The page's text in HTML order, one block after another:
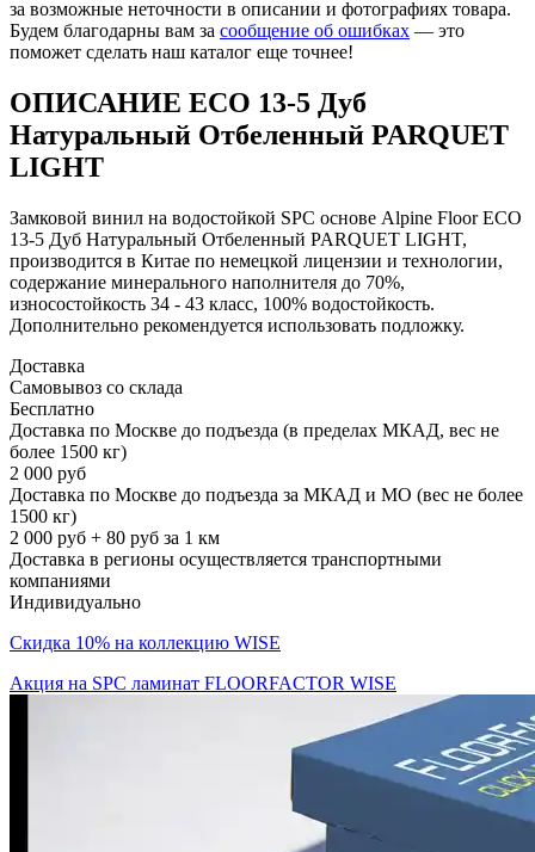
за возможные неточности в описании и фотографиях товара.
Будем благодарны вам за сообщение об ошибках — это
поможет сделать наш каталог еще точнее!
ОПИСАНИЕ ЕСО 13-5 Дуб
Натуральный Отбеленный PARQUET
LIGHT
Замковой винил на водостойкой SPC основе Alpine Floor ЕСО
13-5 Дуб Натуральный Отбеленный PARQUET LIGHT,
производится в Китае по немецкой лицензии и технологии,
содержание минерального наполнителя до 70%,
износостойкость 34 - 43 класс, 100% водостойкость.
Дополнительно рекомендуется использовать подложку.
Доставка
Самовывоз со склада
Бесплатно
Доставка по Москве до подъезда (в пределах МКАД, вес не
более 1500 кг)
2 000 руб
Доставка по Москве до подъезда за МКАД и МО (вес не более
1500 кг)
2 000 руб + 80 руб за 1 км
Доставка в регионы осуществляется транспортными
компаниями
Индивидуально
Скидка 10% на коллекцию WISE
Акция на SPC ламинат FLOORFACTOR WISE